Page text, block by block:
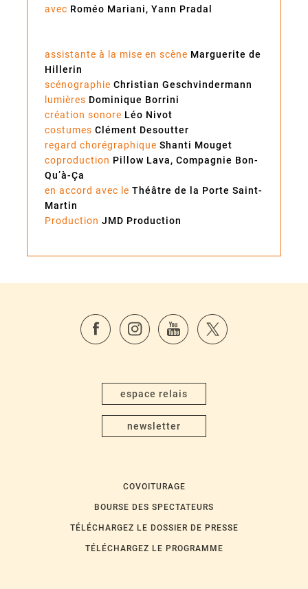
avec Roméo Mariani, Yann Pradal
assistante à la mise en scène Marguerite de
Hillerin
scénographie Christian Geschvindermann
lumières Dominique Borrini
création sonore Léo Nivot
costumes Clément Desoutter
regard chorégraphique Shanti Mouget
coproduction Pillow Lava, Compagnie Bon-
Qu’à-Ça
en accord avec le Théâtre de la Porte Saint-
Martin
Production JMD Production
espace relais
newsletter
COVOITURAGE
BOURSE DES SPECTATEURS
TÉLÉCHARGEZ LE DOSSIER DE PRESSE
TÉLÉCHARGEZ LE PROGRAMME